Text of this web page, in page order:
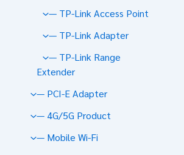
— TP-Link Access Point
— TP-Link Adapter
— TP-Link Range
Extender
— PCI-E Adapter
— 4G/5G Product
— Mobile Wi-Fi